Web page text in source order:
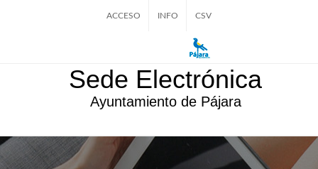
ACCESO INFO CSV
Sede Electrónica
Ayuntamiento de Pájara